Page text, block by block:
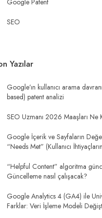
Google Patent
SEO
Yazılar
Google’ın kullanıcı arama
based) patent analizi
SEO Uzmanı 2026 Maaşları Ne
Google İçerik ve Sayfaların
“Needs Met” (Kullanıcı
“Helpful Content” algoritma
Güncelleme nasıl çalışacak?
Google Analytics 4 (GA4) ile
Farklar: Veri İşleme Modeli